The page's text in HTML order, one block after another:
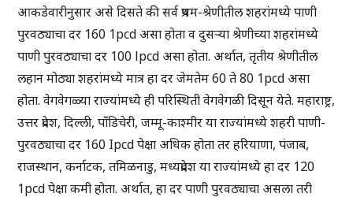
आकडेवारीनुसार असे दिसते की सर्व प्रथम-श्रेणीतील शहरांमध्ये पाणी
पुरवठ्याचा दर 160 1pcd असा होता व दुसऱ्या श्रेणीच्या शहरांमध्ये
पाणी पुरवठ्याचा दर 100 lpcd असा होता. अर्थात, तृतीय श्रेणीतील
लहान मोठ्या शहरांमध्ये मात्र हा दर जेमतेम 60 ते 80 1pcd असा
होता. वेगवेगळ्या राज्यांमध्ये ही परिस्थिती वेगवेगळी दिसून येते. महाराष्ट्र,
उत्तर प्रदेश, दिल्ली, पाँडिचेरी, जम्मू-काश्मीर या राज्यांमध्ये शहरी पाणी-
पुरवठ्याचा दर 160 Ipcd पेक्षा अधिक होता तर हरियाणा, पंजाब,
राजस्थान, कर्नाटक, तमिळनाडु, मध्यप्रदेश या राज्यांमध्ये हा दर 120
1pcd पेक्षा कमी होता. अर्थात, हा दर पाणी पुरवठ्याचा असला तरी